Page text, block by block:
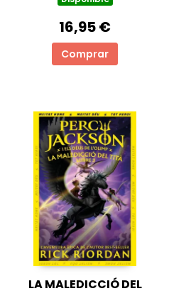
16,95 €
Comprar
LA MALEDICCIÓ DEL